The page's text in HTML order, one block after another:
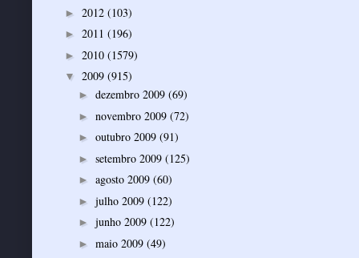
► 2012 (103)
► 2011 (196)
► 2010 (1579)
▼ 2009 (915)
► dezembro 2009 (69)
► novembro 2009 (72)
► outubro 2009 (91)
► setembro 2009 (125)
► agosto 2009 (60)
► julho 2009 (122)
► junho 2009 (122)
► maio 2009 (49)